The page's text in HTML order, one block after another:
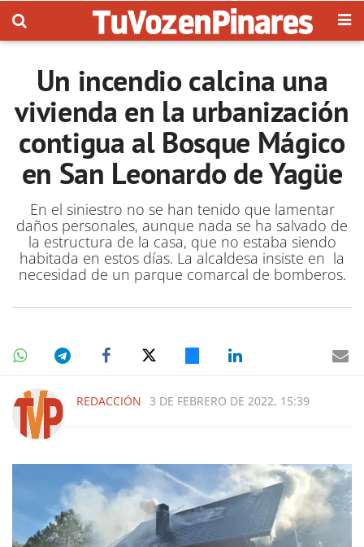
Un incendio calcina una
vivienda en la urbanización
contigua al Bosque Mágico
en San Leonardo de Yagüe
En el siniestro no se han tenido que lamentar
daños personales, aunque nada se ha salvado de
la estructura de la casa, que no estaba siendo
habitada en estos días. La alcaldesa insiste en la
necesidad de un parque comarcal de bomberos.
REDACCIÓN 3 DE FEBRERO DE 2022, 15:39